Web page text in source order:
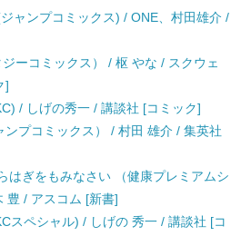
ャンプコミックス) / ONE、村田雄介 /
ーコミックス） / 枢 やな / スクウェ
]
/ しげの秀一 / 講談社 [コミック]
プコミックス） / 村田 雄介 / 集英社
はぎをもみなさい （健康プレミアムシ
豊 / アスコム [新書]
スペシャル) / しげの 秀一 / 講談社 [コ